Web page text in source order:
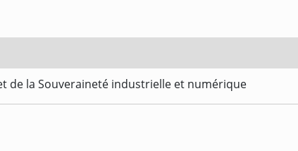
de la Souveraineté industrielle et numérique